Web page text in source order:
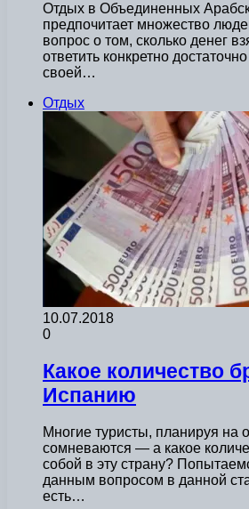
Отдых в Объединенных
предпочитает множество
вопрос о том, сколько денег
ответить конкретно
своей…
Отдых
10.07.2018
0
Какое количество
Испанию
Многие туристы, планируя на
сомневаются — а какое
собой в эту страну?
данным вопросом в данной
есть…